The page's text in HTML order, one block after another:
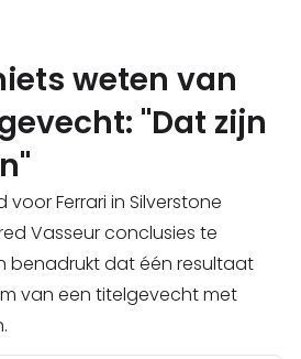
weten van
"Dat zijn
voor Ferrari in Silverstone
Vasseur conclusies te
benadrukt dat één resultaat
van een titelgevecht met